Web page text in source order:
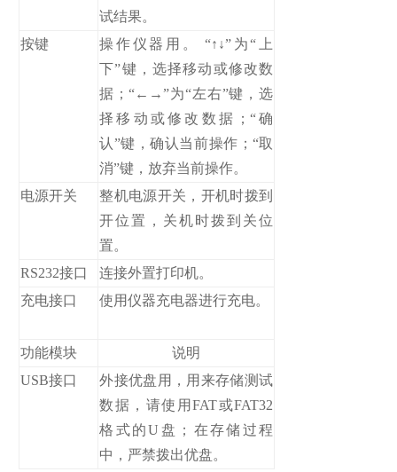
试结果。
按键
操作仪器用。 “↑↓”为“上
下”键，选择移动或修改数
据；“←→”为“左右”键，选
择移动或修改数据；“确
认”键，确认当前操作；“取
消”键，放弃当前操作。
电源开关
整机电源开关，开机时拨到
开位置，关机时拨到关位
置。
RS232接口
连接外置打印机。
充电接口
使用仪器充电器进行充电。
功能模块
说明
USB接口
外接优盘用，用来存储测试
数据，请使用FAT或FAT32
格式的U盘；在存储过程
中，严禁拨出优盘。